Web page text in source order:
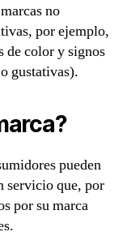
no
por ejemplo,
de color y signos
gustativas).
pueden
servicio que, por
por su marca